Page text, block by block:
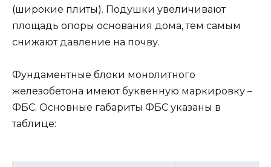
(широкие плиты). Подушки увеличивают
площадь опоры основания дома, тем самым
снижают давление на почву.
Фундаментные блоки монолитного
железобетона имеют буквенную маркировку –
ФБС. Основные габариты ФБС указаны в
таблице: